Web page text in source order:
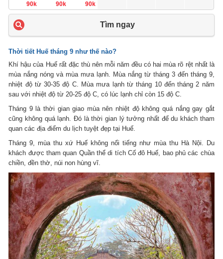
90k 90k 90k
Tìm ngay
Thời tiết Huế tháng 9 như thế nào?
Khí hậu của Huế rất đặc thù nên mỗi năm đều có hai mùa rõ rệt nhất là
mùa nắng nóng và mùa mưa lạnh. Mùa nắng từ tháng 3 đến tháng 9,
nhiệt độ từ 30-35 độ C. Mùa mưa lạnh từ tháng 10 đến tháng 2 năm
sau với nhiệt độ từ 20-25 độ C, có lúc lạnh chỉ còn 15 độ C.
Tháng 9 là thời gian giao mùa nên nhiệt độ không quá nắng gay gắt
cũng không quá lạnh. Đó là thời gian lý tưởng nhất để du khách tham
quan các địa điểm du lịch tuyệt đẹp tại Huế.
Tháng 9, mùa thu xứ Huế không nổi tiếng như mùa thu Hà Nội. Du
khách được tham quan Quần thể di tích Cố đô Huế, bao phủ các chùa
chiền, đền thờ, núi non hùng vĩ.